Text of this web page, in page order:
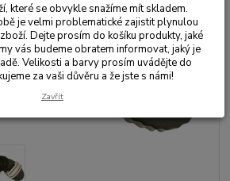
které se obvykle snažíme mít skladem.
je velmi problematické zajistit plynulou
Dejte prosím do košíku produkty, jaké
vás budeme obratem informovat, jaký je
Velikosti a barvy prosím uvádějte do
za vaši důvěru a že jste s námi!
Zavřít